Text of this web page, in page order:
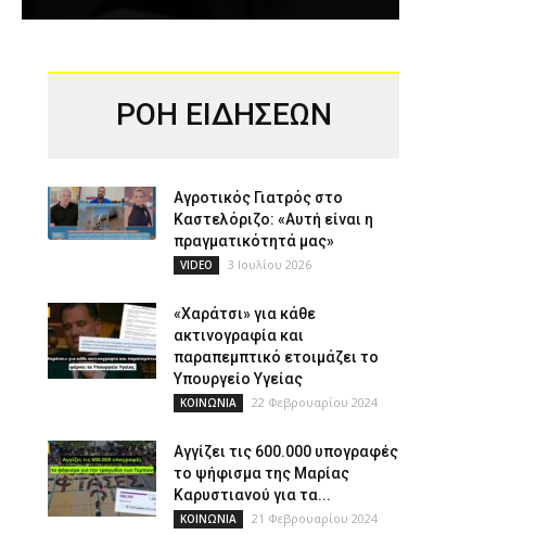
ΡΟΗ ΕΙΔΗΣΕΩΝ
Αγροτικός Γιατρός στο
Καστελόριζο: «Αυτή είναι η
πραγματικότητά μας»
VIDEO 3 Ιουλίου 2026
«Χαράτσι» για κάθε
ακτινογραφία και
παραπεμπτικό ετοιμάζει το
Υπουργείο Υγείας
ΚΟΙΝΩΝΙΑ 22 Φεβρουαρίου 2024
Αγγίζει τις 600.000 υπογραφές
το ψήφισμα της Μαρίας
Καρυστιανού για τα...
ΚΟΙΝΩΝΙΑ 21 Φεβρουαρίου 2024